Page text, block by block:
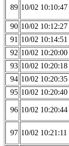
89 10/02 10:10:47
90 10/02 10:12:27
91 10/02 10:14:51
92 10/02 10:20:00
93 10/02 10:20:18
94 10/02 10:20:35
95 10/02 10:20:40
96 10/02 10:20:44
97 10/02 10:21:11